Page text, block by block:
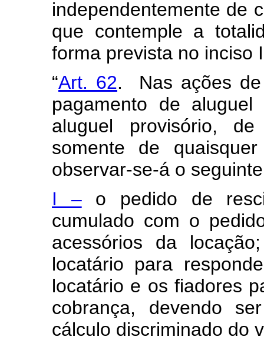
independentemente de
que contemple a
forma prevista no inciso
“Art. 62. Nas ações de
pagamento de
aluguel provisório,
somente de
observar-se-á o
I –o pedido de
cumulado com o
acessórios da
locatário para
locatário e os fiadores
cobrança, devendo
cálculo discriminado do